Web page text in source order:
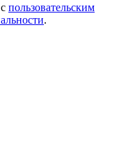
пользовательским
.